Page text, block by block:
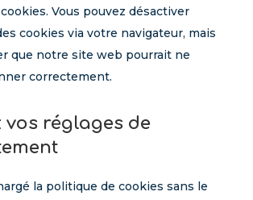
Vous pouvez désactiver
cookies via votre navigateur, mais
que notre site web pourrait ne
correctement.
vos réglages de
la politique de cookies sans le